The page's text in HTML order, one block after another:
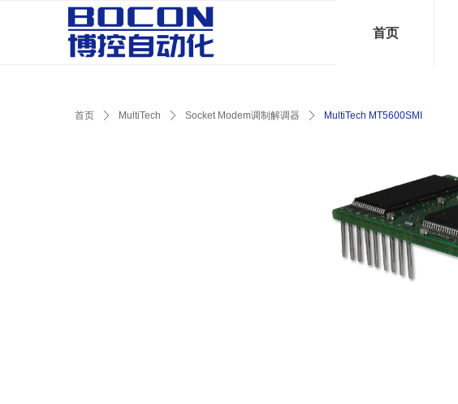
首页
首页 ꄲ MultiTech ꄲ Socket Modem调制解调器 ꄲ MultiTech MT5600SMI